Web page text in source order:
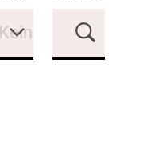
Keine Auswahl